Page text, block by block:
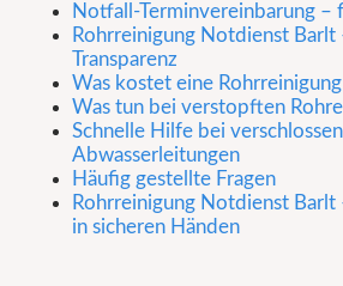
Notfall-Terminvereinbarung –
Rohrreinigung Notdienst Barlt
Transparenz
Was kostet eine
Was tun bei verstopften
Schnelle Hilfe bei
Abwasserleitungen
Häufig gestellte Fragen
Rohrreinigung Notdienst
in sicheren Händen